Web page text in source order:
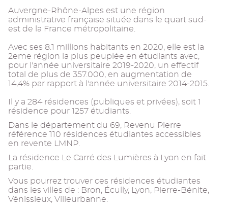
Auvergne-Rhône-Alpes est une région
administrative française située dans le quart sud-
est de la France métropolitaine.
Avec ses 8.1 millions habitants en 2020, elle est la
2eme région la plus peuplée en étudiants avec,
pour l'année universitaire 2019-2020, un effectif
total de plus de 357.000, en augmentation de
14,4% par rapport à l'année universitaire 2014-2015.
Il y a 284 résidences (publiques et privées), soit 1
résidence pour 1257 étudiants.
Dans le département du 69, Revenu Pierre
référence 110 résidences étudiantes accessibles
en revente LMNP.
La résidence Le Carré des Lumières à Lyon en fait
partie.
Vous pourrez trouver ces résidences étudiantes
dans les villes de : Bron, Écully, Lyon, Pierre-Bénite,
Vénissieux, Villeurbanne.